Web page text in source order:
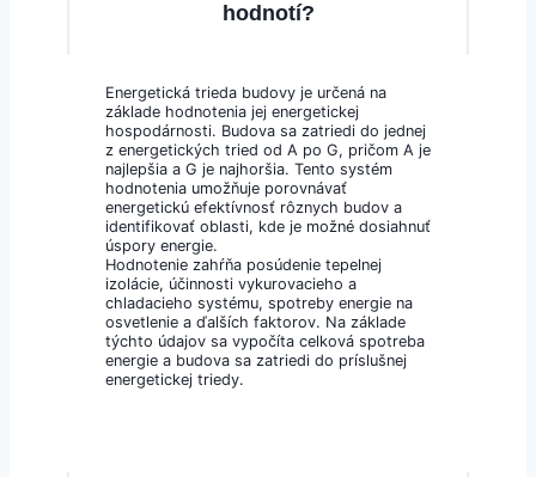
hodnotí?
Energetická trieda budovy je určená na
základe hodnotenia jej energetickej
hospodárnosti. Budova sa zatriedi do jednej
z energetických tried od A po G, pričom A je
najlepšia a G je najhoršia. Tento systém
hodnotenia umožňuje porovnávať
energetickú efektívnosť rôznych budov a
identifikovať oblasti, kde je možné dosiahnuť
úspory energie.
Hodnotenie zahŕňa posúdenie tepelnej
izolácie, účinnosti vykurovacieho a
chladacieho systému, spotreby energie na
osvetlenie a ďalších faktorov. Na základe
týchto údajov sa vypočíta celková spotreba
energie a budova sa zatriedi do príslušnej
energetickej triedy.